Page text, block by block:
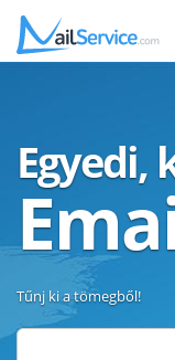
Egyedi,
Tűnj ki a tömegből!